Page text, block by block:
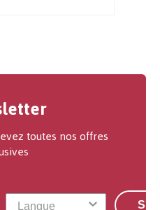
toutes nos offres